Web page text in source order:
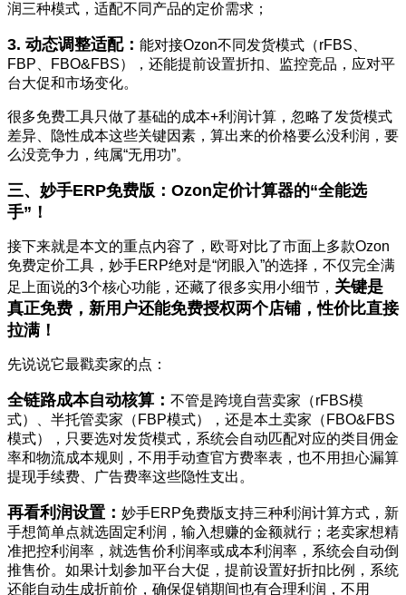
润三种模式，适配不同产品的定价需求；
3. 动态调整适配： 能对接Ozon不同发货模式（rFBS、
FBP、FBO&FBS），还能提前设置折扣、监控竞品，应对平
台大促和市场变化。
很多免费工具只做了基础的成本+利润计算，忽略了发货模式
差异、隐性成本这些关键因素，算出来的价格要么没利润，要
么没竞争力，纯属“无用功”。
三、妙手ERP免费版：Ozon定价计算器的“全能选
手”！
接下来就是本文的重点内容了，欧哥对比了市面上多款Ozon
免费定价工具，妙手ERP绝对是“闭眼入”的选择，不仅完全满
足上面说的3个核心功能，还藏了很多实用小细节， 关键是
真正免费，新用户还能免费授权两个店铺，性价比直接
拉满！
先说说它最戳卖家的点：
全链路成本自动核算： 不管是跨境自营卖家（rFBS模
式）、半托管卖家（FBP模式），还是本土卖家（FBO&FBS
模式），只要选对发货模式，系统会自动匹配对应的类目佣金
率和物流成本规则，不用手动查官方费率表，也不用担心漏算
提现手续费、广告费率这些隐性支出。
再看利润设置： 妙手ERP免费版支持三种利润计算方式，新
手想简单点就选固定利润，输入想赚的金额就行；老卖家想精
准把控利润率，就选售价利润率或成本利润率，系统会自动倒
推售价。如果计划参加平台大促，提前设置好折扣比例，系统
还能自动生成折前价，确保促销期间也有合理利润，不用